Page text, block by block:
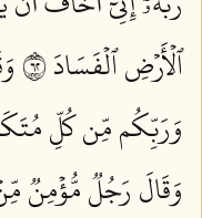
ٱلۡأَرۡضِ ٱلۡفَسَادَ ٢٦
وَرَبِّكُم مِّن كُلِّ
وَقَالَ رَجُلٞ مُّؤۡمِنٞ